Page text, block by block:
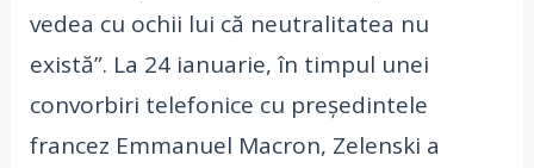
vedea cu ochii lui că neutralitatea nu
există”. La 24 ianuarie, în timpul unei
convorbiri telefonice cu președintele
francez Emmanuel Macron, Zelenski a